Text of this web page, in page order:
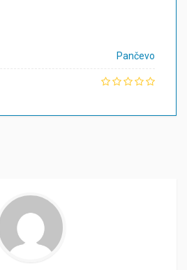
Pančevo